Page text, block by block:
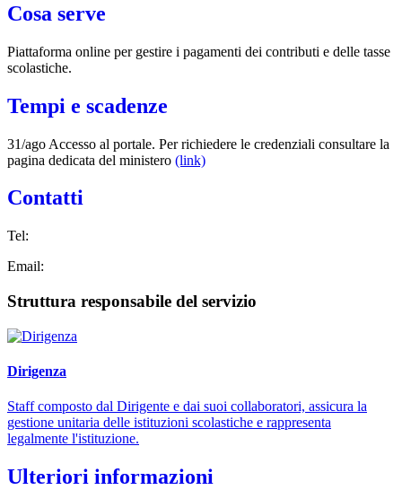
Cosa serve
Piattaforma online per gestire i pagamenti dei contributi e delle tasse
scolastiche.
Tempi e scadenze
31/ago Accesso al portale. Per richiedere le credenziali consultare la
pagina dedicata del ministero (link)
Contatti
Tel:
Email:
Struttura responsabile del servizio
Dirigenza
Staff composto dal Dirigente e dai suoi collaboratori, assicura la
gestione unitaria delle istituzioni scolastiche e rappresenta
legalmente l'istituzione.
Ulteriori informazioni